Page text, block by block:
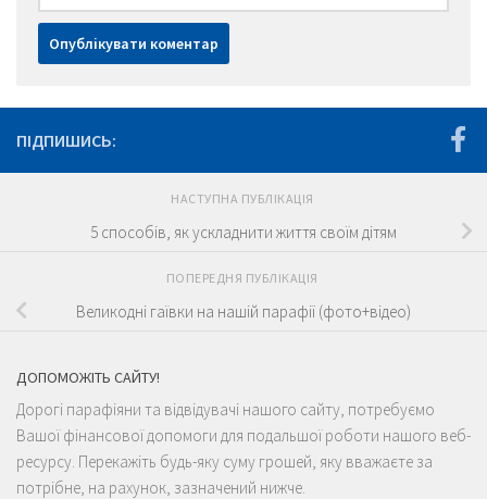
ПІДПИШИСЬ:
НАСТУПНА ПУБЛІКАЦІЯ
5 способів, як ускладнити життя своїм дітям
ПОПЕРЕДНЯ ПУБЛІКАЦІЯ
Великодні гаївки на нашій парафії (фото+відео)
ДОПОМОЖІТЬ САЙТУ!
Дорогі парафіяни та відвідувачі нашого сайту, потребуємо
Вашої фінансової допомоги для подальшої роботи нашого веб-
ресурсу. Перекажіть будь-яку суму грошей, яку вважаєте за
потрібне, на рахунок, зазначений нижче.